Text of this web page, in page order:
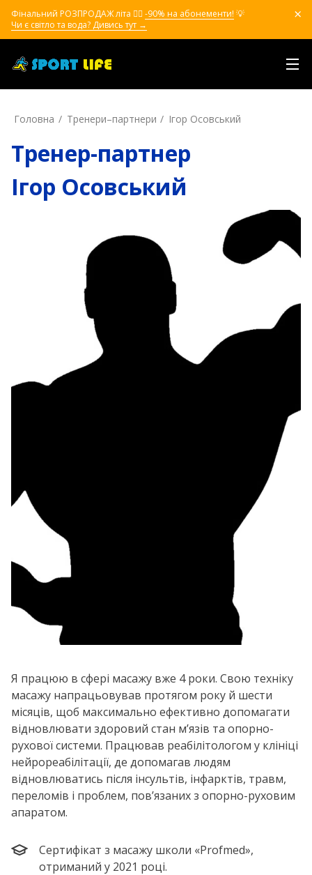
Фінальний РОЗПРОДАЖ літа ❤️‍🔥 -90% на абонементи! 💡
Чи є світло та вода? Дивись тут →
Головна Тренери–партнери Ігор Осовський
Тренер-партнер
Ігор Осовський
Я працюю в сфері масажу вже 4 роки. Свою техніку
масажу напрацьовував протягом року й шести
місяців, щоб максимально ефективно допомагати
відновлювати здоровий стан м’язів та опорно-
рухової системи. Працював реабілітологом у клініці
нейрореабілітації, де допомагав людям
відновлюватись після інсультів, інфарктів, травм,
переломів і проблем, пов’язаних з опорно-руховим
апаратом.
Сертифікат з масажу школи «Profmed»,
отриманий у 2021 році.